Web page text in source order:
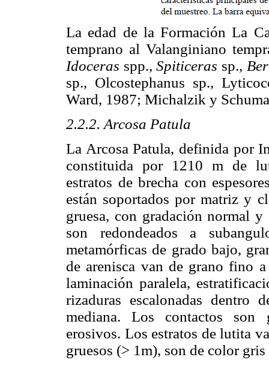
La edad de la Formación La
temprano al Valanginiano
Idoceras spp.,Spiticeras sp.,
sp., Olcostephanus sp.,
Ward, 1987; Michalzik y
2.2.2. Arcosa Patula
La Arcosa Patula, definida por
constituida por 1210 m de
estratos de brecha con
están soportados por matriz y
gruesa, con gradación normal
son redondeados a
metamórficas de grado bajo,
de arenisca van de grano fino
laminación paralela,
rizaduras escalonadas dentro
mediana. Los contactos son
erosivos. Los estratos de lutita
gruesos (> 1m), son de color